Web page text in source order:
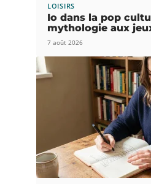
LOISIRS
Io dans la pop
mythologie aux
7 août 2026